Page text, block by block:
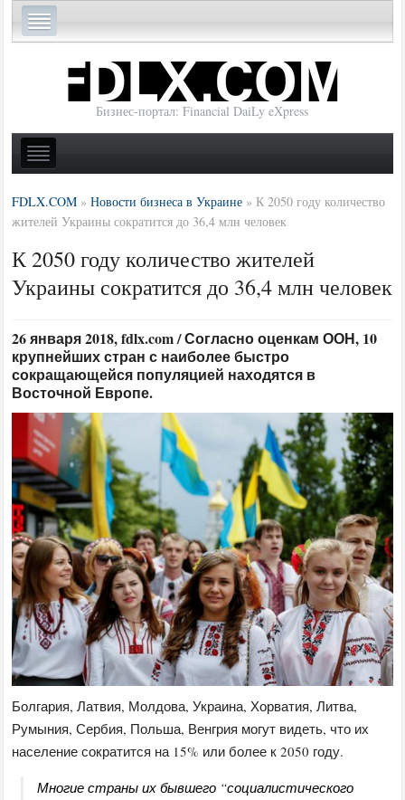
Бизнес-портал: Financial DaiLy eXpress
FDLX.COM »Новости бизнеса в Украине »К 2050 году количество
жителей Украины сократится до 36,4 млн человек
К 2050 году количество жителей
Украины сократится до 36,4 млн человек
26 января 2018, fdlx.com / Согласно оценкам ООН, 10
крупнейших стран с наиболее быстро
сокращающейся популяцией находятся в
Восточной Европе.
Болгария, Латвия, Молдова, Украина, Хорватия, Литва,
Румыния, Сербия, Польша, Венгрия могут видеть, что их
население сократится на 15% или более к 2050 году.
Многие страны их бывшего “социалистического